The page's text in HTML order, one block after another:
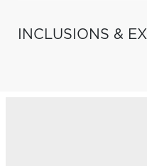
INCLUSIONS &